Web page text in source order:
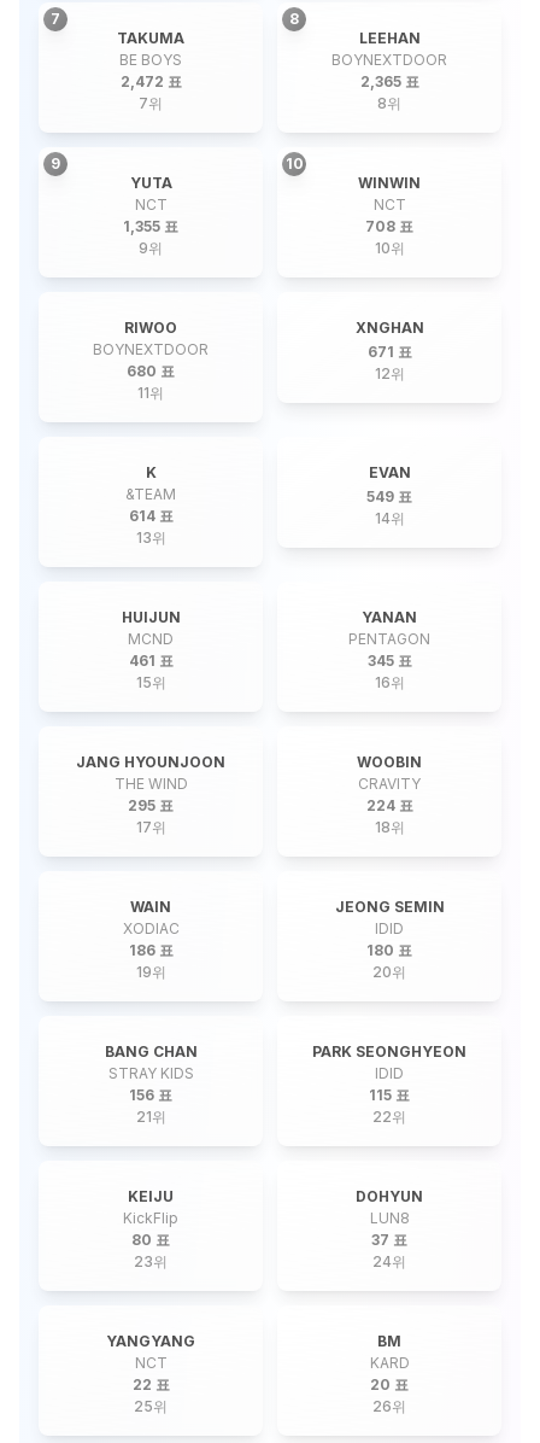
7
TAKUMA
BE BOYS
2,472 표
7위
8
LEEHAN
BOYNEXTDOOR
2,365 표
8위
9
YUTA
NCT
1,355 표
9위
10
WINWIN
NCT
708 표
10위
RIWOO
BOYNEXTDOOR
680 표
11위
XNGHAN
671 표
12위
K
&TEAM
614 표
13위
EVAN
549 표
14위
HUIJUN
MCND
461 표
15위
YANAN
PENTAGON
345 표
16위
JANG HYOUNJOON
THE WIND
295 표
17위
WOOBIN
CRAVITY
224 표
18위
WAIN
XODIAC
186 표
19위
JEONG SEMIN
IDID
180 표
20위
BANG CHAN
STRAY KIDS
156 표
21위
PARK SEONGHYEON
IDID
115 표
22위
KEIJU
KickFlip
80 표
23위
DOHYUN
LUN8
37 표
24위
YANGYANG
NCT
22 표
25위
BM
KARD
20 표
26위